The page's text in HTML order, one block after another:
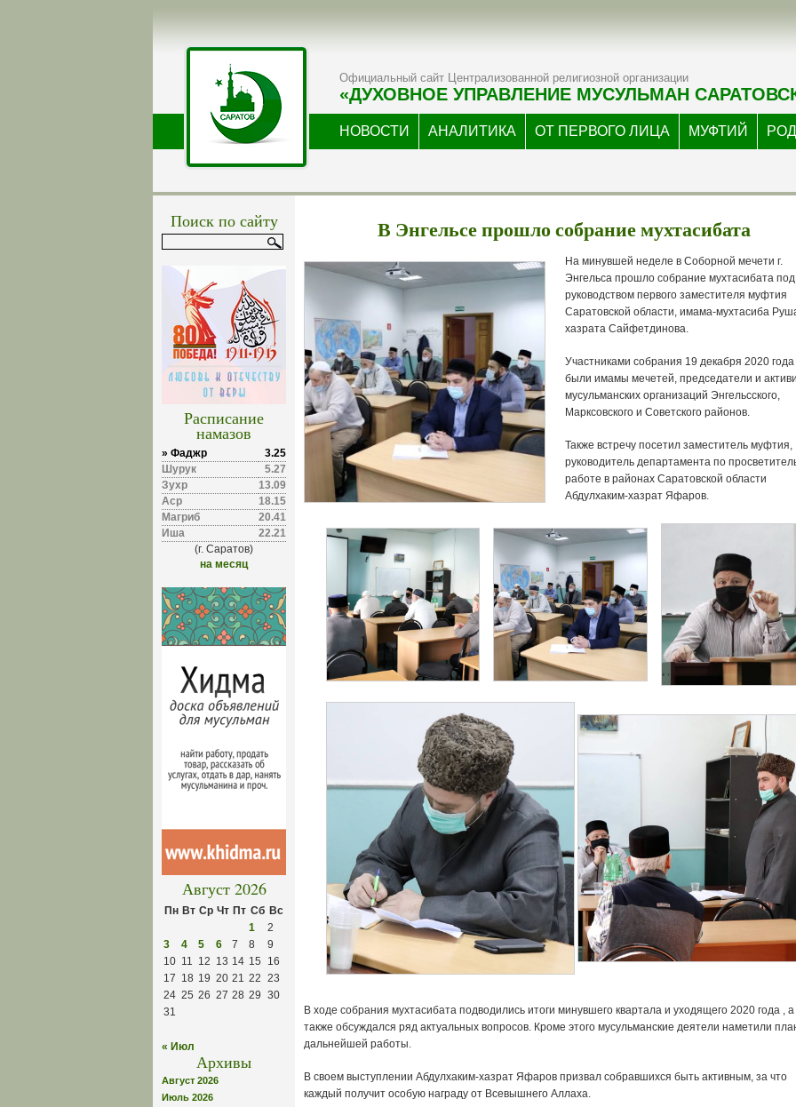
Официальный сайт Централизованной религиозной организации
«ДУХОВНОЕ УПРАВЛЕНИЕ МУСУЛЬМАН
НОВОСТИ АНАЛИТИКА ОТ ПЕРВОГО ЛИЦА МУФТИЙ
Поиск по сайту
Расписание
намазов
» Фаджр
3.25
Шурук
5.27
Зухр
13.09
Аср
18.15
Магриб
20.41
Иша
22.21
(г. Саратов)
на месяц
Август 2026
Пн Вт Ср Чт Пт Сб Вс
1
2
3
4 5 6 7 8
9
10 11 12 13 14 15
16
17 18 19 20 21 22 23
24 25 26 27 28 29 30
31
« Июл
Архивы
Август 2026
Июль 2026
В Энгельсе прошло собрание мухтасибата
На минувшей неделе в Соборной мечети г.
Энгельса прошло собрание мухтасибата под
руководством первого заместителя муфтия
Саратовской области, имама-мухтасиба
хазрата Сайфетдинова.
Участниками собрания 19 декабря 2020 года
были имамы мечетей, председатели и
мусульманских организаций Энгельсского,
Марксовского и Советского районов.
Также встречу посетил заместитель муфтия,
руководитель департамента по
работе в районах Саратовской области
Абдулхаким-хазрат Яфаров.
В ходе собрания мухтасибата подводились итоги минувшего квартала и уходящего 2020 года , а
также обсуждался ряд актуальных вопросов. Кроме этого мусульманские деятели наметили
дальнейшей работы.
В своем выступлении Абдулхаким-хазрат Яфаров призвал собравшихся быть активным, за что
каждый получит особую награду от Всевышнего Аллаха.